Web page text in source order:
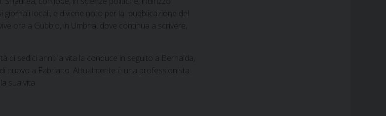
locali, e diviene noto per la pubblicazione del
ora a Gubbio, in Umbria, dove continua a scrivere,
di sedici anni; la vita la conduce in seguito a Bernalda,
nuovo a Fabriano. Attualmente è una professionista
sua vita.